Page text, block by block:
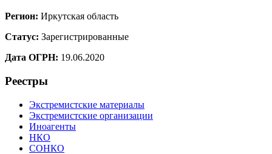
Регион: Иркутская область
Статус: Зарегистрированные
Дата ОГРН: 19.06.2020
Реестры
Экстремистские материалы
Экстремистские организации
Иноагенты
НКО
СОНКО